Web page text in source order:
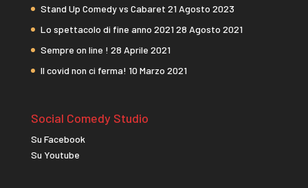
Stand Up Comedy vs Cabaret 21 Agosto 2023
Lo spettacolo di fine anno 2021 28 Agosto 2021
Sempre on line ! 28 Aprile 2021
Il covid non ci ferma! 10 Marzo 2021
Social Comedy Studio
Su Facebook
Su Youtube